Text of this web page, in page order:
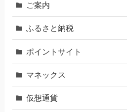
ご案内
ふるさと納税
ポイントサイト
マネックス
仮想通貨